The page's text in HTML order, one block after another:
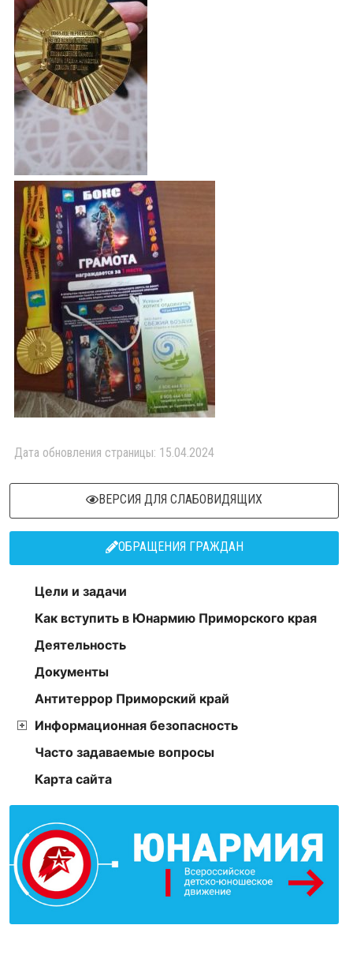
Дата обновления страницы: 15.04.2024
ВЕРСИЯ ДЛЯ СЛАБОВИДЯЩИХ
ОБРАЩЕНИЯ ГРАЖДАН
Цели и задачи
Как вступить в Юнармию Приморского края
Деятельность
Документы
Антитеррор Приморский край
Информационная безопасность
Часто задаваемые вопросы
Карта сайта